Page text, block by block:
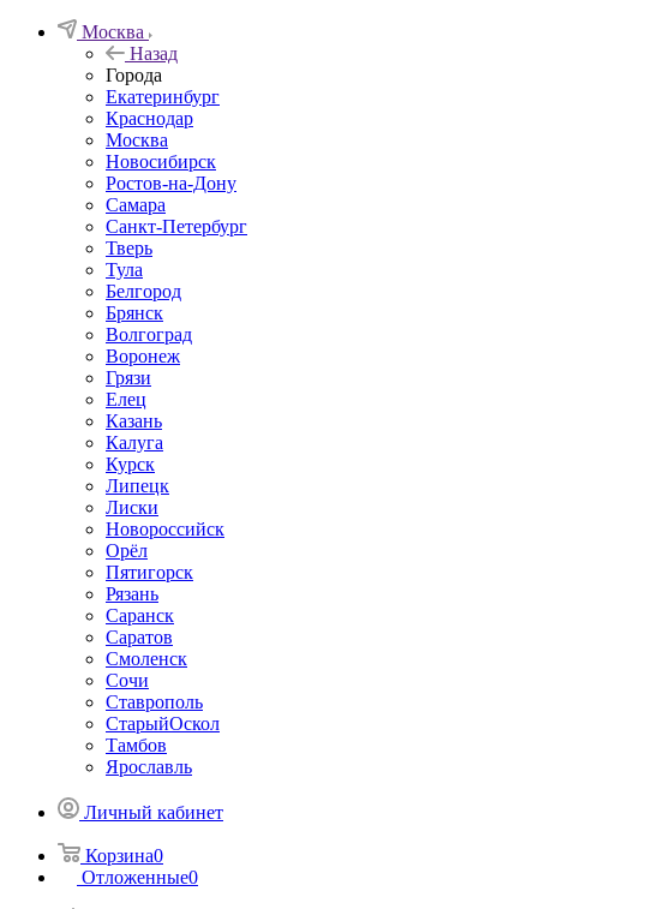
Москва
Назад
Города
Екатеринбург
Краснодар
Москва
Новосибирск
Ростов-на-Дону
Самара
Санкт-Петербург
Тверь
Тула
Белгород
Брянск
Волгоград
Воронеж
Грязи
Елец
Казань
Калуга
Курск
Липецк
Лиски
Новороссийск
Орёл
Пятигорск
Рязань
Саранск
Саратов
Смоленск
Сочи
Ставрополь
СтарыйОскол
Тамбов
Ярославль
Личный кабинет
Корзина0
Отложенные0